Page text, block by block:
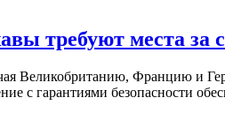
требуют места за
Великобританию, Францию и
с гарантиями безопасности